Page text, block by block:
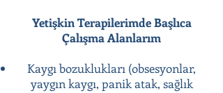
Yetişkin Terapilerimde Başlıca
Çalışma Alanlarım
Kaygı bozuklukları (obsesyonlar,
yaygın kaygı, panik atak, sağlık